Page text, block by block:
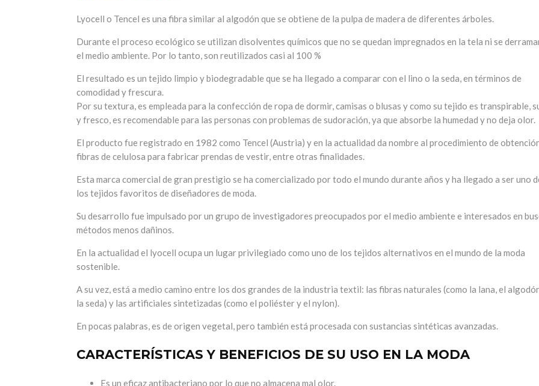
Lyocell o Tencel es una fibra similar al algodón que se obtiene de la pulpa de madera de diferentes árboles.
Durante el proceso ecológico se utilizan disolventes químicos que no se quedan impregnados en la tela ni se
el medio ambiente. Por lo tanto, son reutilizados casi al 100 %
El resultado es un tejido limpio y biodegradable que se ha llegado a comparar con el lino o la seda, en términos de
comodidad y frescura.
Por su textura, es empleada para la confección de ropa de dormir, camisas o blusas y como su tejido es transpirable,
y fresco, es recomendable para las personas con problemas de sudoración, ya que absorbe la humedad y no deja olor.
El producto fue registrado en 1982 como Tencel (Austria) y en la actualidad da nombre al procedimiento de
fibras de celulosa para fabricar prendas de vestir, entre otras finalidades.
Esta marca comercial de gran prestigio se ha comercializado por todo el mundo durante años y ha llegado a ser uno
los tejidos favoritos de diseñadores de moda.
Su desarrollo fue impulsado por un grupo de investigadores preocupados por el medio ambiente e interesados en
métodos menos dañinos.
En la actualidad el lyocell ocupa un lugar privilegiado como uno de los tejidos alternativos en el mundo de la moda
sostenible.
A su vez, está a medio camino entre los dos grandes de la industria textil: las fibras naturales (como la lana, el
la seda) y las artificiales sintetizadas (como el poliéster y el nylon).
En pocas palabras, es de origen vegetal, pero también está procesada con sustancias sintéticas avanzadas.
CARACTERÍSTICAS Y BENEFICIOS DE SU USO EN LA MODA
Es un eficaz antibacteriano por lo que no almacena mal olor.